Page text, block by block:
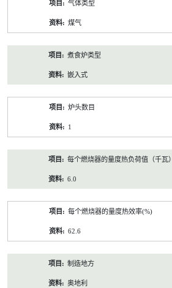
气体类型
煤气
煮食炉类型
嵌入式
炉头数目
1
每个燃烧器的量度热负荷值（千瓦）
6.0
每个燃烧器的量度热效率(%)
62.6
制造地方
奥地利